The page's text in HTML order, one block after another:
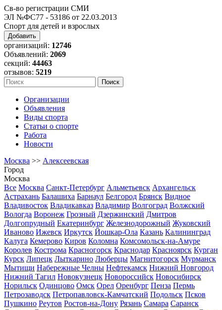
Св-во регистрации СМИ
ЭЛ №ФС77 - 53186 от 22.03.2013
Спорт для детей и взрослых
Добавить
организаций: 12746
Объявлений: 2069
секций: 44463
отзывов: 5219
Организации
Объявления
Виды спорта
Статьи о спорте
Работа
Новости
Москва >> Алексеевская
Город
Москва
Все Москва Санкт-Петербург Альметьевск Архангельск
Астрахань Балашиха Барнаул Белгород Брянск Видное
Владивосток Владикавказ Владимир Волгоград Волжский
Вологда Воронеж Грозный Дзержинский Дмитров
Долгопрудный Екатеринбург Железнодорожный Жуковский
Иваново Ижевск Иркутск Йошкар-Ола Казань Калининград
Калуга Кемерово Киров Коломна Комсомольск-на-Амуре
Королев Кострома Красногорск Краснодар Красноярск Курган
Курск Липецк Лыткарино Люберцы Магнитогорск Мурманск
Мытищи Набережные Челны Нефтекамск Нижний Новгород
Нижний Тагил Новокузнецк Новороссийск Новосибирск
Норильск Одинцово Омск Орел Оренбург Пенза Пермь
Петрозаводск Петропавловск-Камчатский Подольск Псков
Пушкино Реутов Ростов-на-Дону Рязань Самара Саранск